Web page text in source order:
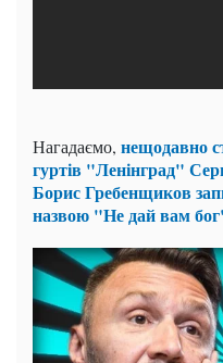
Нагадаємо, нещодавно
гуртів "Ленінград"
Борис Гребенщиков
назвою "Не дай вам